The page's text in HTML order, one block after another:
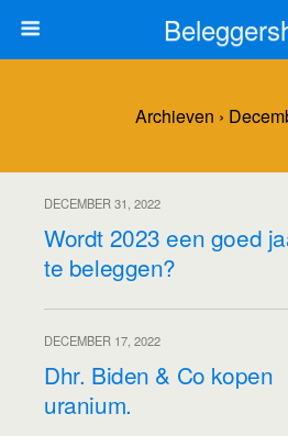
Archieven ›
DECEMBER 31, 2022
Wordt 2023 een goed
te beleggen?
DECEMBER 17, 2022
Dhr. Biden & Co kopen
uranium.